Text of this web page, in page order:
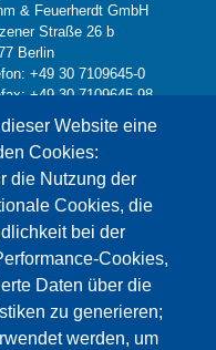
Website eine
Cookies:
die Nutzung der
Cookies, die
bei der
Cookies,
Daten über die
zu generieren;
werden, um
& Feuerherdt GmbH
Straße 26 b
Berlin
+49 30 7109645-0
+49 30 7109645-98
die Google Maps
wurden.